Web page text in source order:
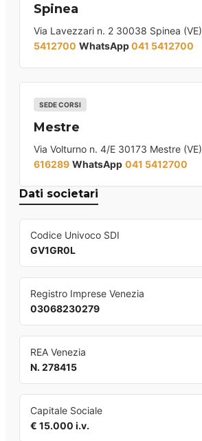
Spinea
Via Lavezzari n. 2 30038 Spinea (VE)
5412700 WhatsApp041 5412700
SEDE CORSI
Mestre
Via Volturno n. 4/E 30173 Mestre (VE)
616289 WhatsApp 041 5412700
Dati societari
Codice Univoco SDI
GV1GR0L
Registro Imprese Venezia
03068230279
REA Venezia
N. 278415
Capitale Sociale
€ 15.000 i.v.